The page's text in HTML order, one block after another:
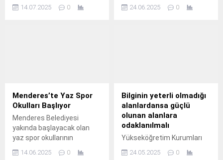
yayımlanan karara göre Ege
14.07.2025 0
Yüksekokulu, 2024-
24.06.2025 0
Menderes’te Yaz Spor
Okulları Başlıyor
Menderes Belediyesi
yakında başlayacak olan
yaz spor okullarının
başlatıyor.
14.06.2025 0
Bilginin yeterli olmadığı
alanlardansa güçlü
olunan alanlara
odaklanılmalı
Yükseköğretim Kurumları
bir süre kaldı.
24.05.2025 0